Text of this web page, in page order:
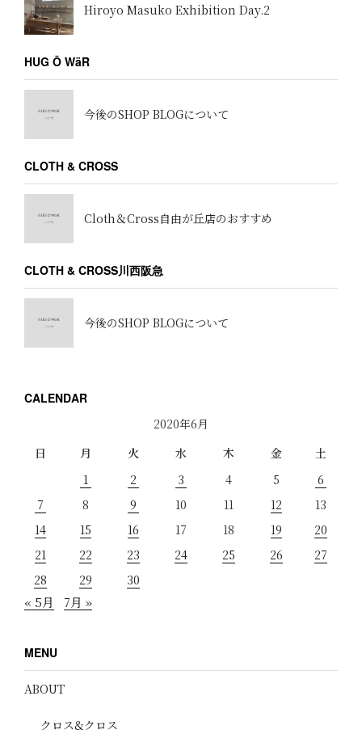
Hiroyo Masuko Exhibition Day.2
HUG Ō WäR
今後のSHOP BLOGについて
CLOTH & CROSS
Cloth＆Cross自由が丘店のおすすめ
CLOTH & CROSS川西阪急
今後のSHOP BLOGについて
CALENDAR
2020年6月
日
月 火 水 木 金
土
1
2 3 4 5
6
7
8 9 10 11 12
13
14
15 16 17 18 19
20
21
22 23 24 25 26
27
28
29 30
« 5月 7月 »
MENU
ABOUT
クロス&クロス